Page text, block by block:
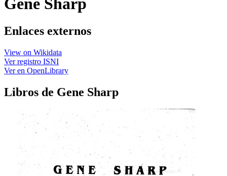
Gene Sharp
Enlaces externos
View on Wikidata
Ver registro ISNI
Ver en OpenLibrary
Libros de Gene Sharp